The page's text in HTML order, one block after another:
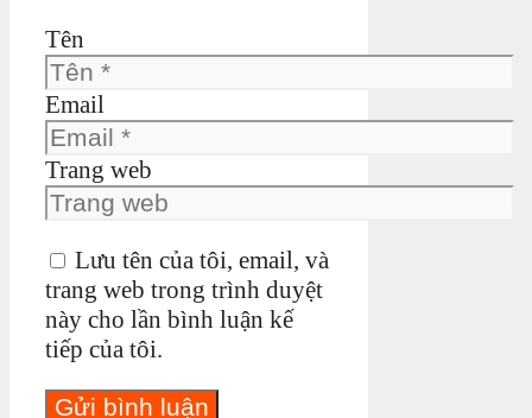
Tên
Email
Trang web
Lưu tên của tôi, email, và
trang web trong trình duyệt
này cho lần bình luận kế
tiếp của tôi.